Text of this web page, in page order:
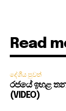
Read
දේශීය පුවත්
රජයේ ඉහළ
(VIDEO)